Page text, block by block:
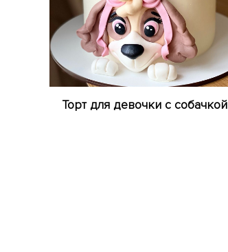
Торт для девочки с собачкой